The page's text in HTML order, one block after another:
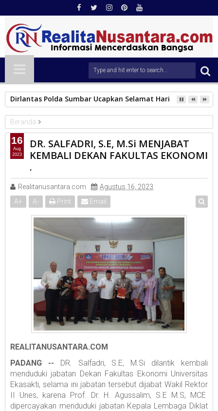
Dirlantas Polda Sumbar Ucapkan Selamat Hari Dharma
Beranda
Universitas
DR. SALFADRI, S.E, M.Si MENJABAT KEMBALI DEKAN FAKULTAS
EKONOMI .
DR. SALFADRI, S.E, M.Si MENJABAT
KEMBALI DEKAN FAKULTAS EKONOMI
.
Realitanusantara.com
Agustus 16, 2023
A+ A- Print Email
REALITANUSANTARA.COM
PADANG -- DR. Salfadri, S.E, M.Si dilantik kembali
menduduki jabatan Dekan Fakultas Ekonomi Universitas
Ekasakti, selama ini jabatan tersebut dijabat Wakil Rektor
II Unes, karena Prof. Dr. H. Agussalim, S.E M.S, MCE
dipercayakan menduduki jabatan Kepala Lembaga Diklat
16
Aug
2023